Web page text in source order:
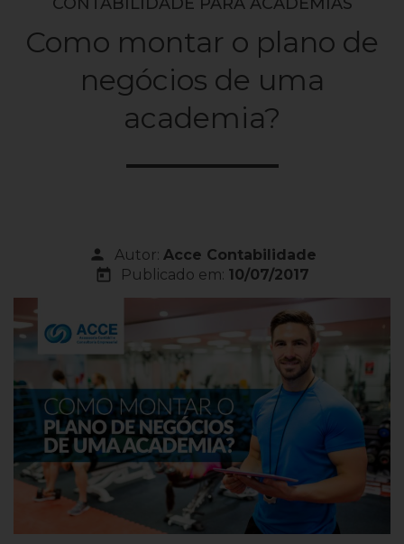
Como montar o plano de
negócios de uma
academia?
person Autor: Acce Contabilidade
today Publicado em: 10/07/2017